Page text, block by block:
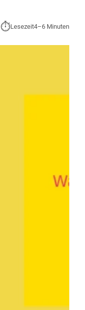
⏱︎Lesezeit4–6 Minuten